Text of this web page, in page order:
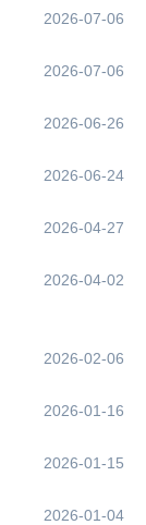
2026-07-06
2026-07-06
2026-06-26
2026-06-24
2026-04-27
2026-04-02
2026-02-06
2026-01-16
2026-01-15
2026-01-04